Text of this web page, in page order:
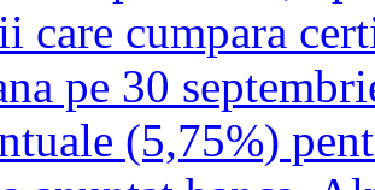
care cumpara
pe 30
(5,75%)